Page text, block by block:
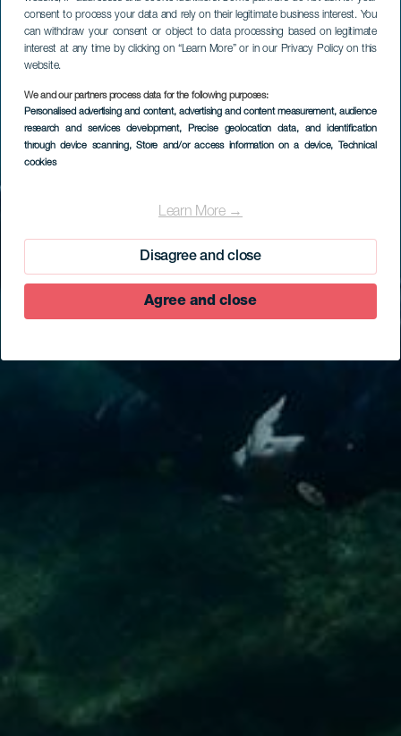
consent to process your data and rely on their legitimate business interest. You
can withdraw your consent or object to data processing based on legitimate
interest at any time by clicking on “Learn More” or in our Privacy Policy on this
website.
We and our partners process data for the following purposes:
Personalised advertising and content, advertising and content measurement, audience
research and services development, Precise geolocation data, and identification
through device scanning, Store and/or access information on a device, Technical
cookies
Learn More →
Disagree and close
Agree and close